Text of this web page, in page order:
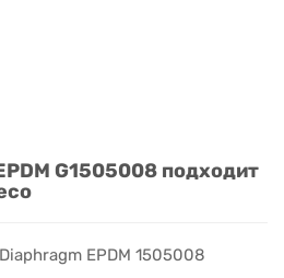
G1505008 подходит
EPDM 1505008